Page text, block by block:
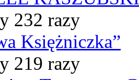
232 razy
Księżniczka”
219 razy